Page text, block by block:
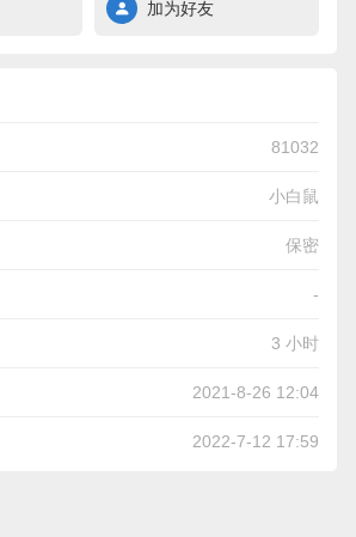
加为好友
81032
小白鼠
保密
-
3 小时
2021-8-26 12:04
2022-7-12 17:59